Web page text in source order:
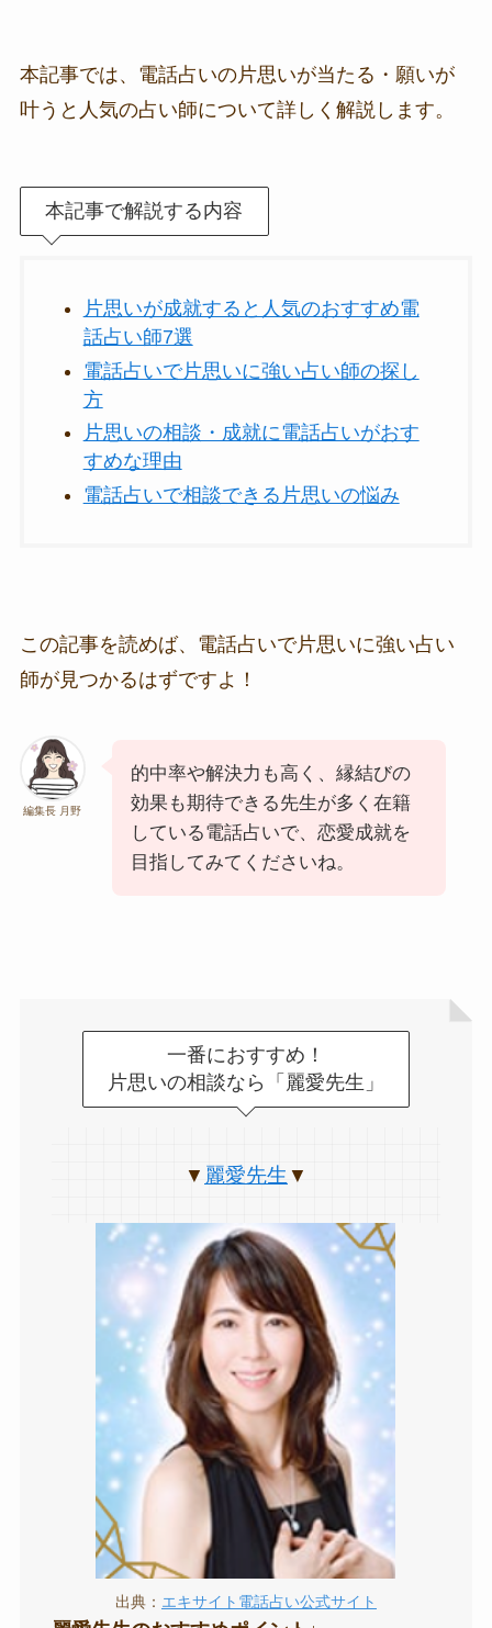
本記事では、電話占いの片思いが当たる・願いが
叶うと人気の占い師について詳しく解説します。
本記事で解説する内容
片思いが成就すると人気のおすすめ電
話占い師7選
電話占いで片思いに強い占い師の探し
方
片思いの相談・成就に電話占いがおす
すめな理由
電話占いで相談できる片思いの悩み
この記事を読めば、電話占いで片思いに強い占い
師が見つかるはずですよ！
編集長 月野
的中率や解決力も高く、縁結びの
効果も期待できる先生が多く在籍
している電話占いで、恋愛成就を
目指してみてくださいね。
一番におすすめ！
片思いの相談なら「麗愛先生」
▼ 麗愛先生 ▼
出典： エキサイト電話占い公式サイト